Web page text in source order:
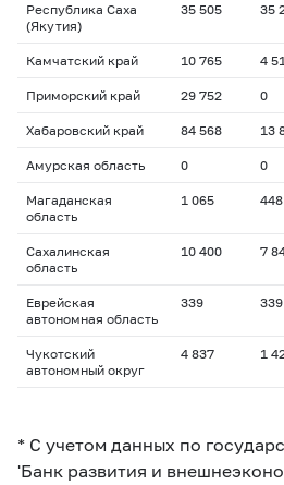
Республика Саха
(Якутия)
35 505 35
Камчатский край 10 765 4
Приморский край 29 752 0
Хабаровский край 84 568 13
Амурская область 0 0
Магаданская
область
1 065 448
Сахалинская
область
10 400 7
Еврейская
автономная область
339 339
Чукотский
автономный округ
4 837 1
* С учетом данных по
'Банк развития и